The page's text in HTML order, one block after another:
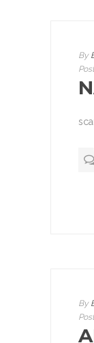
By
By